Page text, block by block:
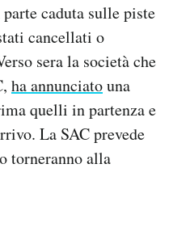
caduta sulle piste
cancellati o
sera la società che
ha annunciatouna
quelli in partenza e
La SAC prevede
torneranno alla